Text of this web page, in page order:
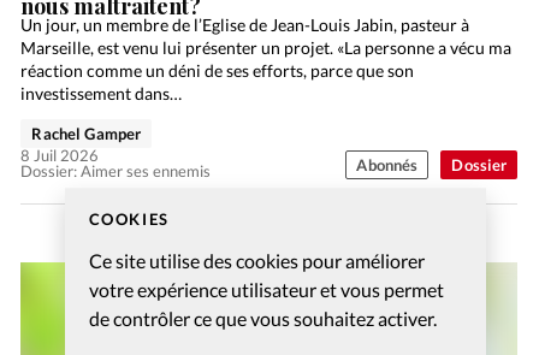
COOKIES
Ce site utilise des cookies pour améliorer
votre expérience utilisateur et vous permet
de contrôler ce que vous souhaitez activer.
Dossier
Un jour, un membre de l’Eglise de Jean-Louis Jabin, pasteur à
Marseille, est venu lui présenter un projet. «La personne a vécu ma
réaction comme un déni de ses efforts, parce que son
investissement dans…
Dossier: Aimer ses ennemis
Rachel Gamper
8 Juil 2026
Abonnés